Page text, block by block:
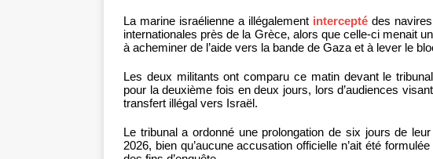
La marine israélienne a illégalement interceptédes
internationales près de la Grèce, alors que celle-ci menait
à acheminer de l’aide vers la bande de Gaza et à lever le
Les deux militants ont comparu ce matin devant le
pour la deuxième fois en deux jours, lors d’audiences
transfert illégal vers Israël.
Le tribunal a ordonné une prolongation de six jours de
2026, bien qu’aucune accusation officielle n’ait été